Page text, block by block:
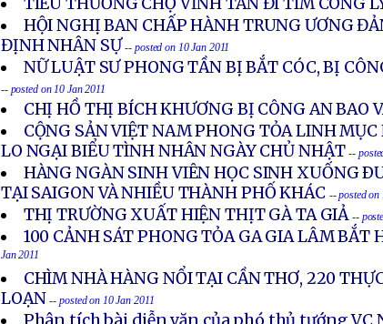
HỘI NGHỊ BAN CHẤP HÀNH TRUNG ƯƠNG
ĐỊNH NHÂN SỰ -- posted on 10 Jan 2011
NỮ LUẬT SƯ PHONG TẦN BỊ BẮT CÓC, BỊ
-- posted on 10 Jan 2011
CHỊ HỒ THỊ BÍCH KHƯƠNG BỊ CÔNG AN BAO
CỘNG SẢN VIỆT NAM PHONG TỎA LINH MỤC
LO NGẠI BIỂU TÌNH NHÂN NGÀY CHỦ NHẬT--
HÀNG NGÀN SINH VIÊN HỌC SINH XUỐNG
TẠI SAIGON VÀ NHIỀU THÀNH PHỐ KHÁC -- posted on
THỊ TRƯỜNG XUẤT HIỆN THỊT GÀ TA GIẢ --
100 CẢNH SÁT PHONG TỎA GA GIA LÂM BẮT
Jan 2011
CHÌM NHÀ HÀNG NỔI TẠI CẦN THƠ, 220
LOẠN -- posted on 10 Jan 2011